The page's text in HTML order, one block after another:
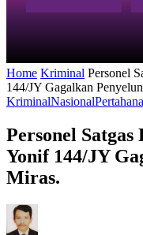
Home Kriminal Personel
144/JY Gagalkan
KriminalNasional
Personel
Yonif 144/JY
Miras.